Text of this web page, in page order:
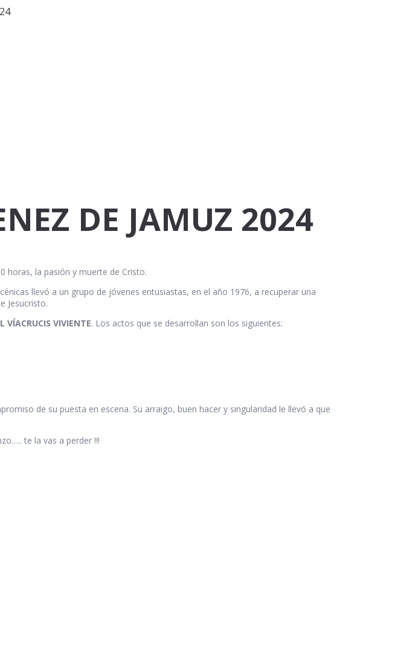
DE JAMUZ 2024
horas, la pasión y muerte de Cristo.
llevó a un grupo de jóvenes entusiastas, en el año 1976, a recuperar una
Jesucristo.
VÍACRUCIS VIVIENTE. Los actos que se desarrollan son los siguientes:
de su puesta en escena. Su arraigo, buen hacer y singularidad le llevó a que
te la vas a perder !!!